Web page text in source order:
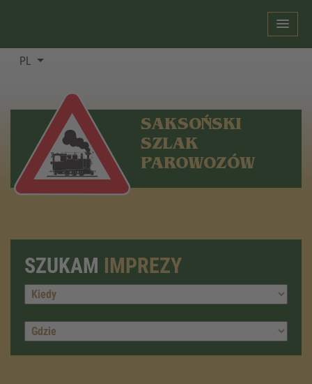
PL
SAKSOŃSKI
SZLAK
PAROWOZÓW
SZUKAM IMPREZY